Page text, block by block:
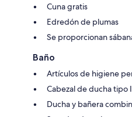
Cuna gratis
Edredón de plumas
Se proporcionan
Baño
Artículos de higiene
Cabezal de ducha tipo
Ducha y bañera